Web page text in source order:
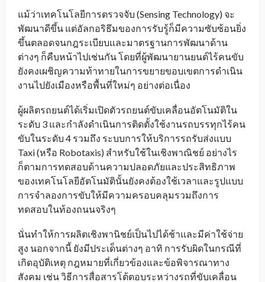
แม้ว่าเทคโนโลยีการตรวจจับ (Sensing Technology) จะ
พัฒนาดีขึ้น แต่อัลกอริธึมของการรับรู้ก็มีความซับซ้อนยิ่ง
ขึ้นตลอดจนกฎระเบียบและมาตรฐานการพัฒนาด้าน
ต่างๆ ก็คืบหน้าไปเช่นกัน โดยที่ผู้พัฒนายานยนต์ไร้คนขับ
ยังคงเผชิญความท้าทายในการขยายขอบเขตการดำเนิน
งานไปยังเมืองหรือพื้นที่ใหม่ๆ อย่างต่อเนื่อง
ผู้ผลิตรถยนต์ได้เริ่มเปิดตัวรถยนต์ขับเคลื่อนอัตโนมัติใน
ระดับ 3 และกำลังดำเนินการติดตั้งใช้งานรถบรรทุกไร้คน
ขับในระดับ 4 รวมถึง ระบบการให้บริการรถรับส่งแบบ
Taxi (หรือ Robotaxis) สำหรับใช้ในเชิงพาณิชย์ อย่างไร
ก็ตามการทดสอบด้านความปลอดภัยและประสิทธิภาพ
ของเทคโนโลยีอัตโนมัตินั้นยังคงต้องใช้เวลาและรูปแบบ
การจำลองการขับให้มีความครอบคลุมรวมถึงการ
ทดสอบในท้องถนนจริงๆ
นั่นทำให้การผลิตเชิงพานิชย์เป็นไปได้ช้าและมีค่าใช้จ่าย
สูง นอกจากนี้ ยังมีประเด็นต่างๆ อาทิ การรับผิดในกรณีที่
เกิดอุบัติเหตุ กฎหมายที่เกี่ยวข้องและข้อพิจารณาทาง
สังคม เช่น วิธีการสื่อสารโต้ตอบระหว่างรถที่ขับเคลื่อน